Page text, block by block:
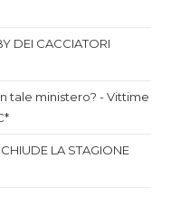
DEI CACCIATORI
tale ministero? - Vittime
LA STAGIONE